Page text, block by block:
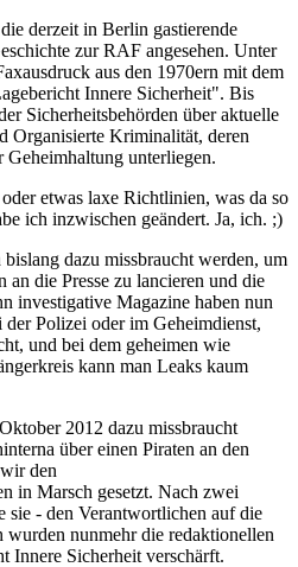
derzeit in Berlin gastierende
zur RAF angesehen. Unter
aus den 1970ern mit dem
Innere Sicherheit". Bis
Sicherheitsbehörden über aktuelle
Organisierte Kriminalität, deren
unterliegen.
etwas laxe Richtlinien, was da so
ich inzwischen geändert. Ja, ich. ;)
dazu missbraucht werden, um
die Presse zu lancieren und die
investigative Magazine haben nun
Polizei oder im Geheimdienst,
und bei dem geheimen wie
kann man Leaks kaum
2012 dazu missbraucht
über einen Piraten an den
den
in Marsch gesetzt. Nach zwei
sie - den Verantwortlichen auf die
nunmehr die redaktionellen
Innere Sicherheit verschärft.